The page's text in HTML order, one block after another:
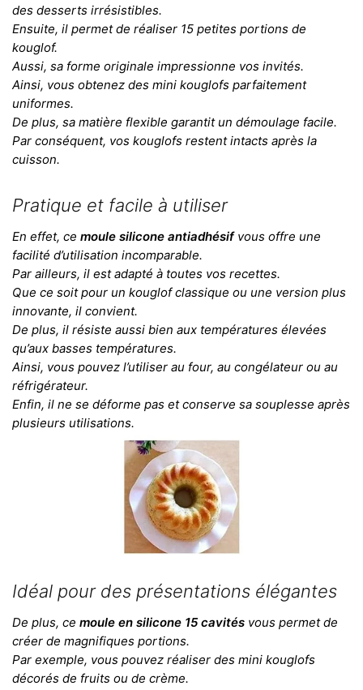
des desserts irrésistibles.
Ensuite, il permet de réaliser 15 petites portions de
kouglof.
Aussi, sa forme originale impressionne vos invités.
Ainsi, vous obtenez des mini kouglofs parfaitement
uniformes.
De plus, sa matière flexible garantit un démoulage facile.
Par conséquent, vos kouglofs restent intacts après la
cuisson.
Pratique et facile à utiliser
En effet, ce moule silicone antiadhésifvous offre une
facilité d’utilisation incomparable.
Par ailleurs, il est adapté à toutes vos recettes.
Que ce soit pour un kouglof classique ou une version plus
innovante, il convient.
De plus, il résiste aussi bien aux températures élevées
qu’aux basses températures.
Ainsi, vous pouvez l’utiliser au four, au congélateur ou au
réfrigérateur.
Enfin, il ne se déforme pas et conserve sa souplesse après
plusieurs utilisations.
Idéal pour des présentations élégantes
De plus, ce moule en silicone 15 cavités vous permet de
créer de magnifiques portions.
Par exemple, vous pouvez réaliser des mini kouglofs
décorés de fruits ou de crème.